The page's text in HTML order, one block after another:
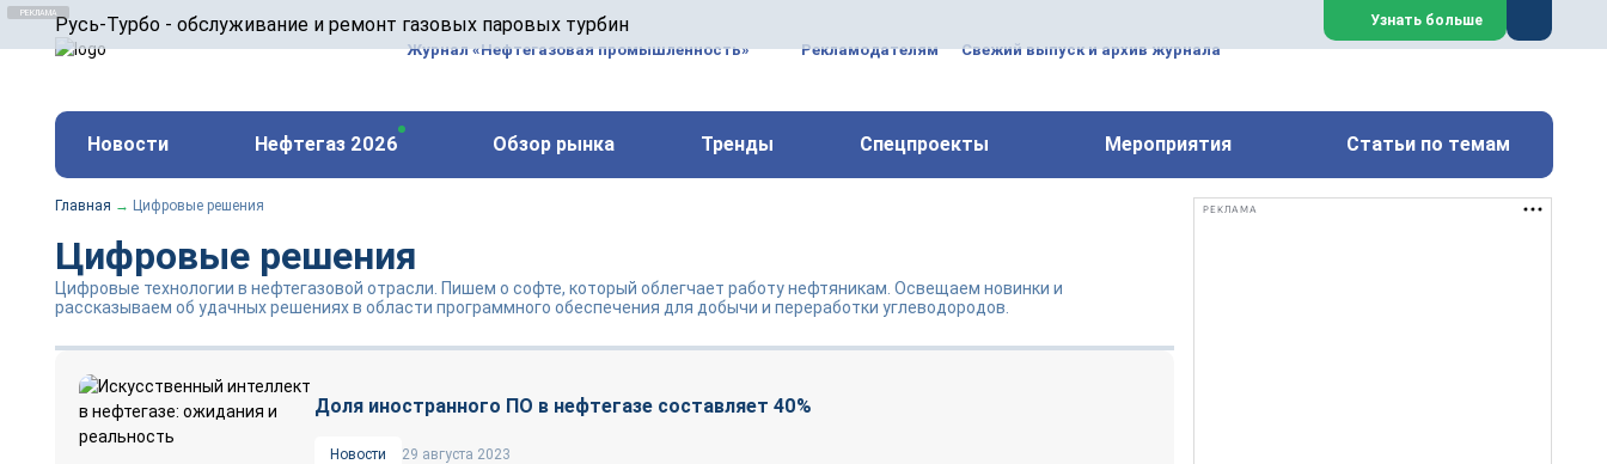
Русь-Турбо - обслуживание и ремонт газовых паровых турбин
ООО «Русь-Турбо» занимается сервисом газовых и паровых турбин, комплексным ремонтом, восстановлением, техническим обслуживанием
оборудования ТЭС, зарубежных поршневых машин и компрессоров, которые работают на нефтегазовых, нефтехимических, металлургических
и других предприятиях.
Реклама. ООО «Русь-Турбо», ИНН 7802588950
erid: F7NfYUJCUneVdwPs4znf
Закрыть
Узнать больше
Журнал «Нефтегазовая промышленность» Рекламодателям Свежий выпуск и архив журнала
Новости Нефтегаз 2026 Обзор рынка Тренды Спецпроекты Мероприятия Статьи по темам
Главная → Цифровые решения
Цифровые решения
Цифровые технологии в нефтегазовой отрасли. Пишем о софте, который облегчает работу нефтяникам. Освещаем новинки и
рассказываем об удачных решениях в области программного обеспечения для добычи и переработки углеводородов.
Доля иностранного ПО в нефтегазе составляет 40%
Новости
29 августа 2023
РЕКЛАМА